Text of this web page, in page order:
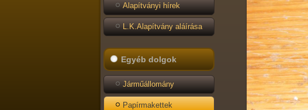
Alapítványi hírek
L.K.Alapítvány aláírása
Egyéb dolgok
Járműállomány
Papírmakettek